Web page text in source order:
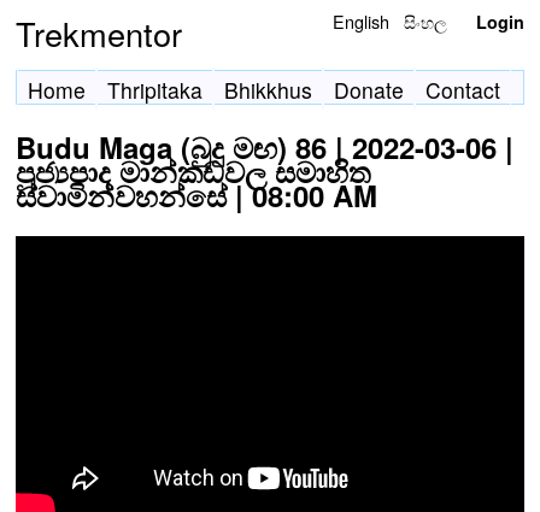
Trekmentor English සිංහල Login
Home Thripitaka Bhikkhus Donate Contact
Budu Maga (බුදු මඟ) 86 | 2022-03-06 |
පූජ්‍යපාද මාන්කඩවල සමාහිත
ස්වාමින්වහන්සේ | 08:00 AM